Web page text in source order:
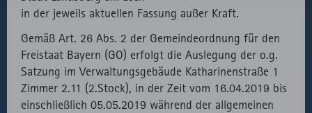
in der jeweils aktuellen Fassung außer Kraft.
Gemäß Art. 26 Abs. 2 der Gemeindeordnung für den
Freistaat Bayern (GO) erfolgt die Auslegung der o.g.
Satzung im Verwaltungsgebäude Katharinenstraße 1
Zimmer 2.11 (2.Stock), in der Zeit vom 16.04.2019 bis
einschließlich 05.05.2019 während der allgemeinen